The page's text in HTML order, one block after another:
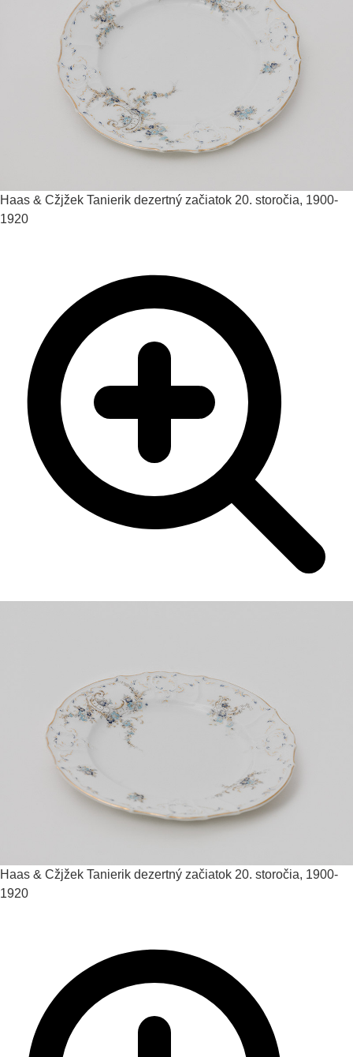
Haas & Cžjžek Tanierik dezertný začiatok 20. storočia, 1900-
1920
Haas & Cžjžek Tanierik dezertný začiatok 20. storočia, 1900-
1920